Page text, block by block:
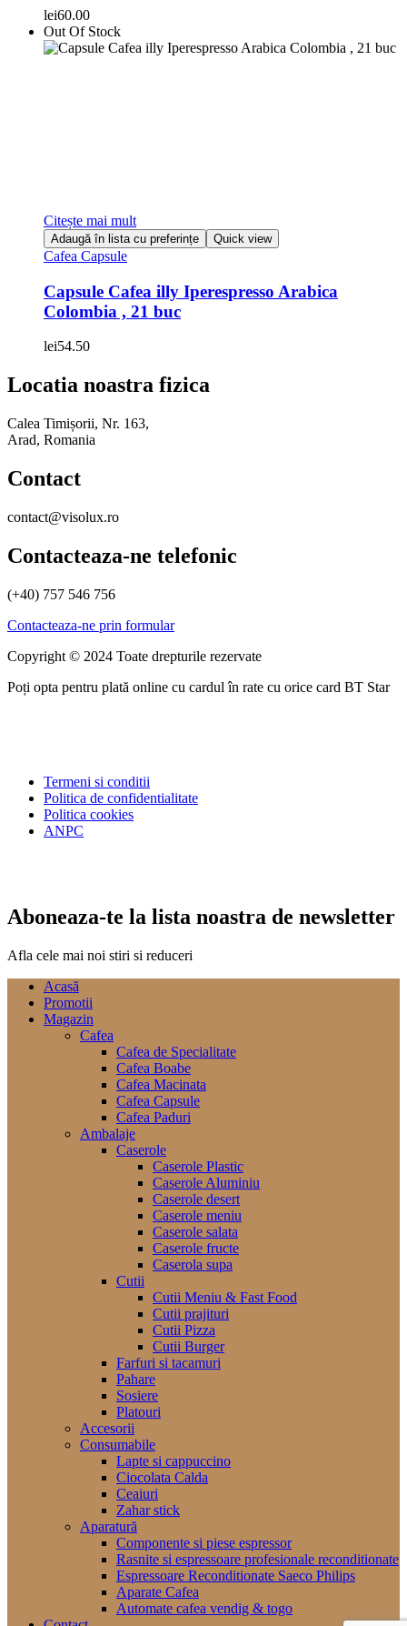
lei60.00
Out Of Stock
Citește mai mult
Adaugă în lista cu preferințe Quick view
Cafea Capsule
Capsule Cafea illy Iperespresso Arabica
Colombia , 21 buc
lei54.50
Locatia noastra fizica
Calea Timișorii, Nr. 163,
Arad, Romania
Contact
contact@visolux.ro
Contacteaza-ne telefonic
(+40) 757 546 756
Contacteaza-ne prin formular
Copyright © 2024 Toate drepturile rezervate
Poți opta pentru plată online cu cardul în rate cu orice card BT Star
Termeni si conditii
Politica de confidentialitate
Politica cookies
ANPC
Aboneaza-te la lista noastra de newsletter
Afla cele mai noi stiri si reduceri
Acasă
Promotii
Magazin
Cafea
Cafea de Specialitate
Cafea Boabe
Cafea Macinata
Cafea Capsule
Cafea Paduri
Ambalaje
Caserole
Caserole Plastic
Caserole Aluminiu
Caserole desert
Caserole meniu
Caserole salata
Caserole fructe
Caserola supa
Cutii
Cutii Meniu & Fast Food
Cutii prajituri
Cutii Pizza
Cutii Burger
Farfuri si tacamuri
Pahare
Sosiere
Platouri
Accesorii
Consumabile
Lapte si cappuccino
Ciocolata Calda
Ceaiuri
Zahar stick
Aparatură
Componente si piese espressor
Rasnite si espressoare profesionale reconditionate
Espressoare Reconditionate Saeco Philips
Aparate Cafea
Automate cafea vendig & togo